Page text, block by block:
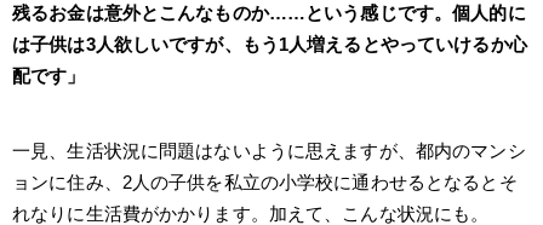
残るお金は意外とこんなものか……という感じです。個人的に
は子供は3人欲しいですが、もう1人増えるとやっていけるか心
配です」
一見、生活状況に問題はないように思えますが、都内のマンシ
ョンに住み、2人の子供を私立の小学校に通わせるとなるとそ
れなりに生活費がかかります。加えて、こんな状況にも。